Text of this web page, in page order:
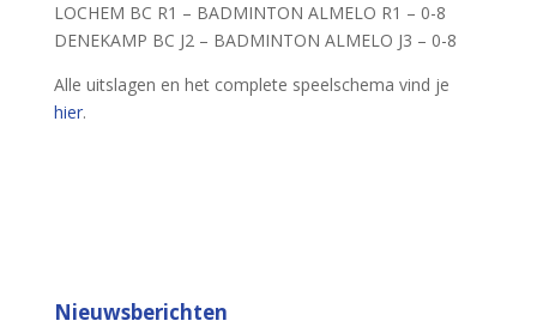
LOCHEM BC R1 – BADMINTON ALMELO R1 – 0-8
DENEKAMP BC J2 – BADMINTON ALMELO J3 – 0-8
Alle uitslagen en het complete speelschema vind je
hier.
Nieuwsberichten